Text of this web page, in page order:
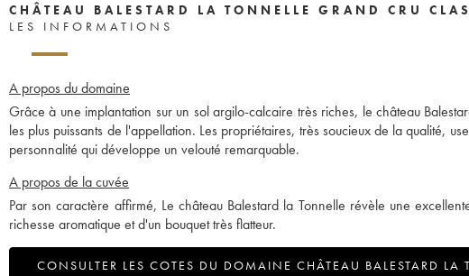
CHÂTEAU BALESTARD LA TONNELLE GRAND CRU
LES INFORMATIONS
A propos du domaine
Grâce à une implantation sur un sol argilo-calcaire très riches, le château
les plus puissants de l'appellation. Les propriétaires, très soucieux de la qualité,
personnalité qui développe un velouté remarquable.
A propos de la cuvée
Par son caractère affirmé, Le château Balestard la Tonnelle révèle une
richesse aromatique et d'un bouquet très flatteur.
CONSULTER LES COTES DU DOMAINE CHÂTEAU BALESTARD LA